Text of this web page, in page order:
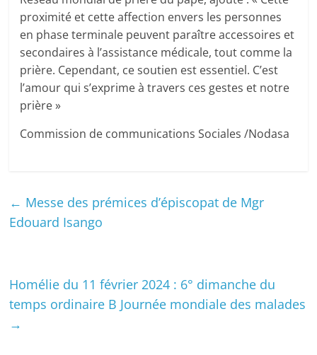
proximité et cette affection envers les personnes
en phase terminale peuvent paraître accessoires et
secondaires à l’assistance médicale, tout comme la
prière. Cependant, ce soutien est essentiel. C’est
l’amour qui s’exprime à travers ces gestes et notre
prière »
Commission de communications Sociales /Nodasa
← Messe des prémices d’épiscopat de Mgr
Edouard Isango
Homélie du 11 février 2024 : 6° dimanche du
temps ordinaire B Journée mondiale des malades
→